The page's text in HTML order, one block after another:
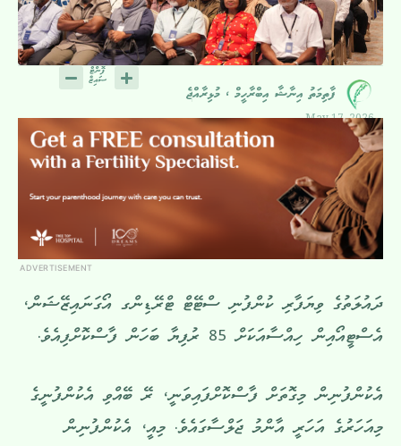
ފާތިމަތު އިނާޝާ އިބްރާހީމް ، މުޅިރާއްޖެ
May 17, 2026
ADVERTISEMENT
ދައުލަތުގެ ވިޔަފާރި ކުންފުނި ސްޓޭޓް ޓްރޭޑިންގ އޯގަނައިޒޭޝަން،
އެސްޓީއޯއިން ހިއްސާއަކަށް 85 ރުފިޔާ ބަހަން ފާސްކޮށްފިއެވެ.
އެކުންފުނިން މިގޮތަށް ފާސްކޮށްފައިވަނީ، ރޭ ބޭއްވި އެކުންފުނީގެ
މިއަހަރުގެ އަހަރީ އާންމު ޖަލްސާގައެވެ. މިއީ، އެކުންފުނިން